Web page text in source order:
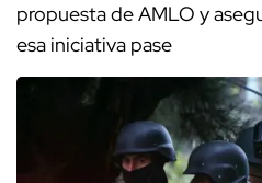
propuesta de AMLO y
esa iniciativa pase